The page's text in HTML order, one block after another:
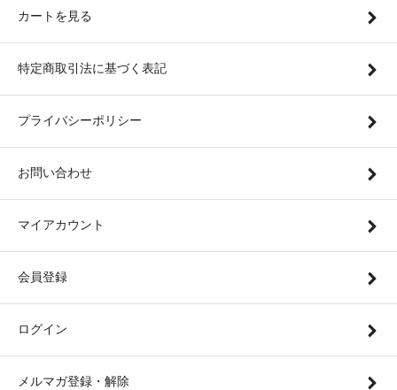
カートを見る
特定商取引法に基づく表記
プライバシーポリシー
お問い合わせ
マイアカウント
会員登録
ログイン
メルマガ登録・解除